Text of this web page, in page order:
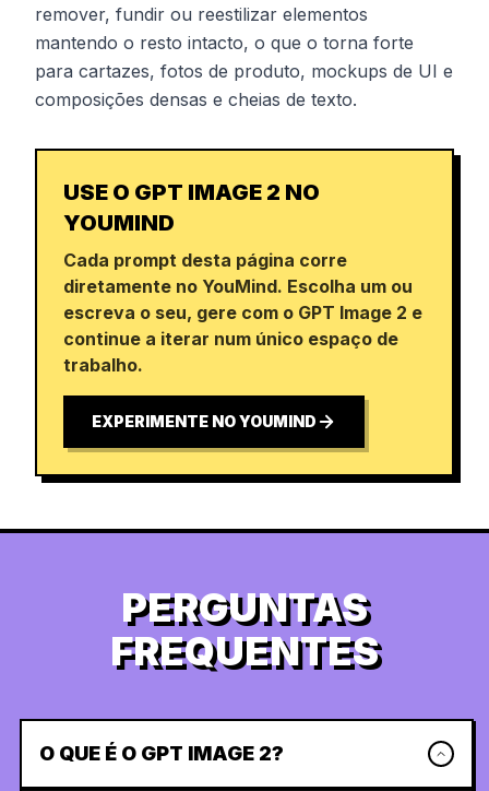
remover, fundir ou reestilizar elementos
mantendo o resto intacto, o que o torna forte
para cartazes, fotos de produto, mockups de UI e
composições densas e cheias de texto.
USE O GPT IMAGE 2 NO
YOUMIND
Cada prompt desta página corre
diretamente no YouMind. Escolha um ou
escreva o seu, gere com o GPT Image 2 e
continue a iterar num único espaço de
trabalho.
EXPERIMENTE NO YOUMIND
PERGUNTAS
FREQUENTES
O QUE É O GPT IMAGE 2?